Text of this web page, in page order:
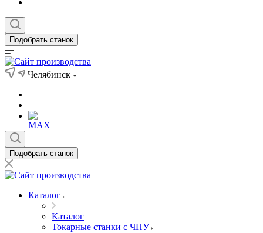
Подобрать станок
Челябинск
Подобрать станок
Каталог
Каталог
Токарные станки с ЧПУ